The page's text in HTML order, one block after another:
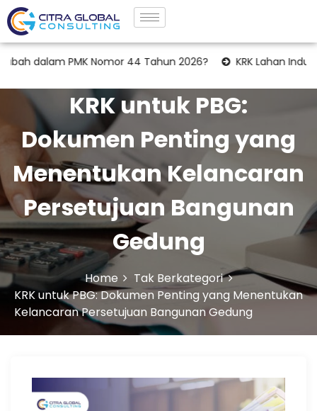
PMK Nomor 44 Tahun 2026? KRK Lahan Industri:
KRK untuk PBG:
Dokumen Penting yang
Menentukan Kelancaran
Persetujuan Bangunan
Gedung
Home
Tak Berkategori
KRK untuk PBG: Dokumen Penting yang Menentukan
Kelancaran Persetujuan Bangunan Gedung